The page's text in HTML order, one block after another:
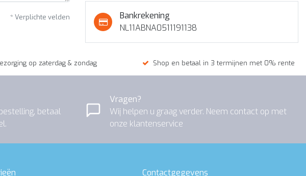
* Verplichte velden
Bankrekening
NL11ABNA0511191138
op zaterdag & zondag Shop en betaal in 3 termijnen met 0% rente
betaal
Vragen?
Wij helpen u graag verder. Neem contact op met
onze klantenservice
Contactgegevens